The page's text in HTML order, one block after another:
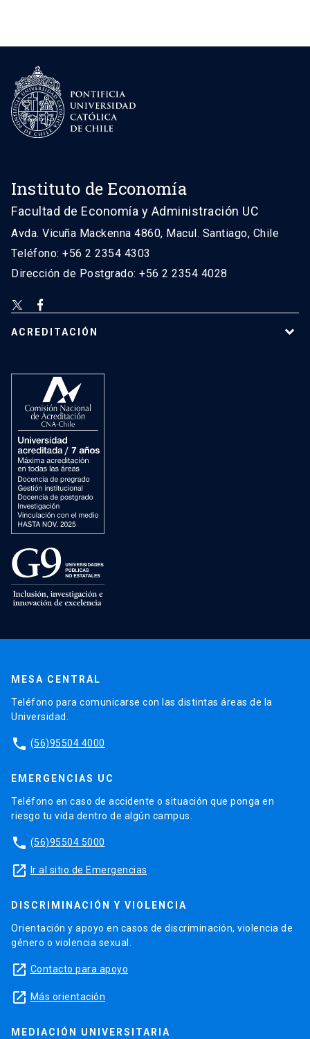
Instituto de Economía
Facultad de Economía y Administración UC
Avda. Vicuña Mackenna 4860, Macul. Santiago, Chile
Teléfono: +56 2 2354 4303
Dirección de Postgrado: +56 2 2354 4028
ACREDITACIÓN
MESA CENTRAL
Teléfono para comunicarse con las distintas áreas de la
Universidad.
phone (56)95504 4000
EMERGENCIAS UC
Teléfono en caso de accidente o situación que ponga en
riesgo tu vida dentro de algún campus.
phone (56)95504 5000
launch Ir al sitio de Emergencias
DISCRIMINACIÓN Y VIOLENCIA
Orientación y apoyo en casos de discriminación, violencia de
género o violencia sexual.
launch Contacto para apoyo
launch Más orientación
MEDIACIÓN UNIVERSITARIA